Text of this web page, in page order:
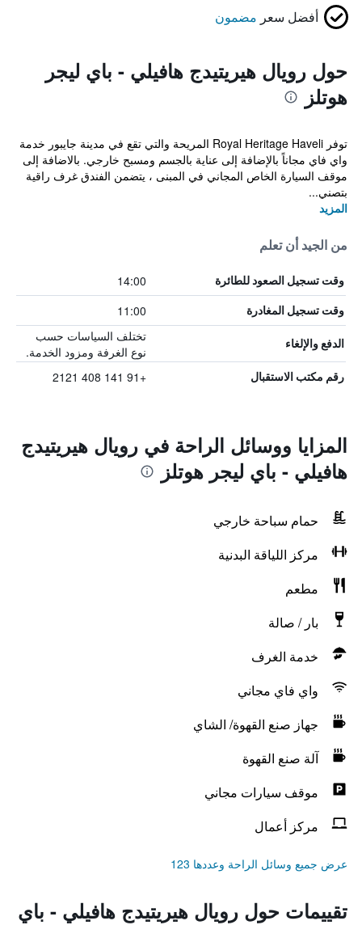
أفضل سعر مضمون
حول رويال هيريتيدج هافيلي - باي ليجر
هوتلز
توفر Royal Heritage Haveli المريحة والتي تقع في مدينة جايبور خدمة
واي فاي مجاناً بالإضافة إلى عناية بالجسم ومسبح خارجي. بالاضافة إلى
موقف السيارة الخاص المجاني في المبنى ، يتضمن الفندق غرف راقية
بتصني...
المزيد
من الجيد أن تعلم
وقت تسجيل الصعود للطائرة 14:00
وقت تسجيل المغادرة 11:00
الدفع والإلغاء
تختلف السياسات حسب
نوع الغرفة ومزود الخدمة.
رقم مكتب الاستقبال +91 141 408 2121
المزايا ووسائل الراحة في رويال هيريتيدج
هافيلي - باي ليجر هوتلز
حمام سباحة خارجي
مركز اللياقة البدنية
مطعم
بار / صالة
خدمة الغرف
واي فاي مجاني
جهاز صنع القهوة/ الشاي
آلة صنع القهوة
موقف سيارات مجاني
مركز أعمال
عرض جميع وسائل الراحة وعددها 123
تقييمات حول رويال هيريتيدج هافيلي - باي